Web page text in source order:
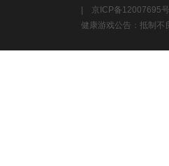
京ICP备12007695
健康游戏公告：抵制不